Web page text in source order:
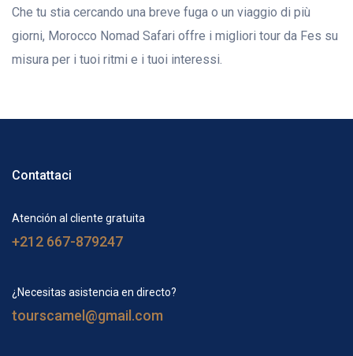
Che tu stia cercando una breve fuga o un viaggio di più
giorni, Morocco Nomad Safari offre i migliori tour da Fes su
misura per i tuoi ritmi e i tuoi interessi.
Contattaci
Atención al cliente gratuita
+212 667-879247
¿Necesitas asistencia en directo?
tourscamel@gmail.com